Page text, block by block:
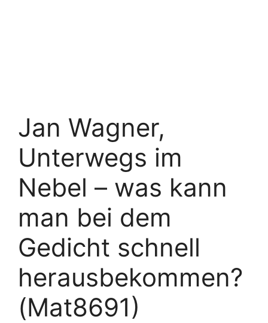
Jan Wagner,
Unterwegs im
Nebel – was kann
man bei dem
Gedicht schnell
herausbekommen?
(Mat8691)